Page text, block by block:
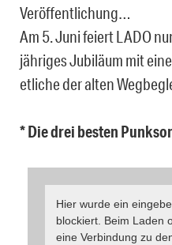
Veröffentlichung…
Am 5. Juni feiert LADO
jähriges Jubiläum mit
etliche der alten
* Die drei besten
Hier wurde ein
blockiert. Beim Laden
eine Verbindung zu